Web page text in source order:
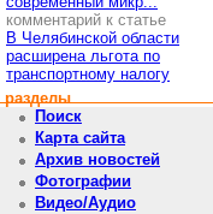
комментарий к статье
В Челябинской области
расширена льгота по
транспортному налогу
разделы
Поиск
Карта сайта
Архив новостей
Фотографии
Видео/Аудио